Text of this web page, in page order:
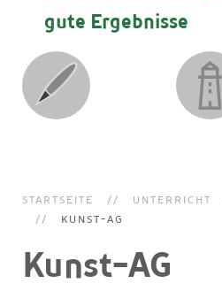
gute Ergebnisse
STARTSEITE UNTERRICHT
KUNST-AG
Kunst-AG